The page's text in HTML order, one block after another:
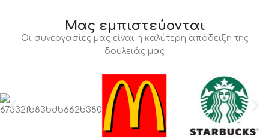
Μας εμπιστεύονται
Οι συνεργασίες μας είναι η καλύτερη απόδειξη της
δουλειάς μας